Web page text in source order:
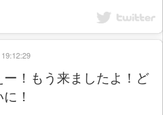
！もう来ましたよ！ど
！